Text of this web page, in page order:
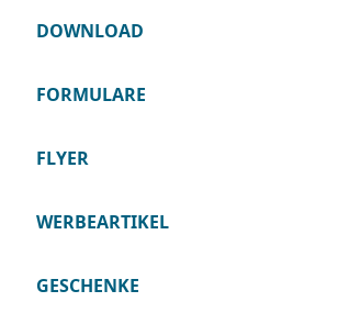
DOWNLOAD
FORMULARE
FLYER
WERBEARTIKEL
GESCHENKE